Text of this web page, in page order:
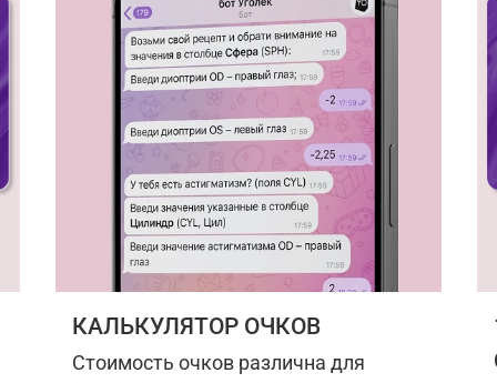
КАЛЬКУЛЯТОР ОЧКОВ
Стоимость очков различна для